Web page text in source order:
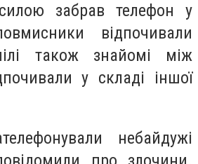
забрав телефон у
відпочивали
також знайомі між
у складі іншої
небайдужі